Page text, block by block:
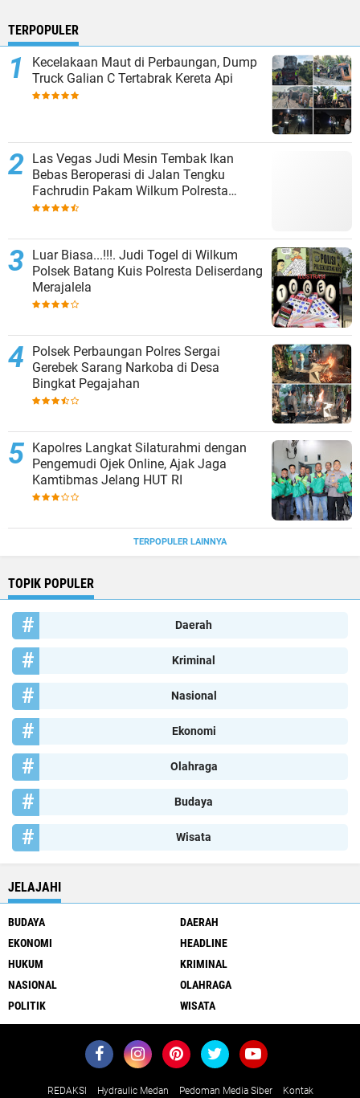
TERPOPULER
Kecelakaan Maut di Perbaungan, Dump
Truck Galian C Tertabrak Kereta Api
Las Vegas Judi Mesin Tembak Ikan
Bebas Beroperasi di Jalan Tengku
Fachrudin Pakam Wilkum Polresta
Deliserdang
Luar Biasa...!!!. Judi Togel di Wilkum
Polsek Batang Kuis Polresta Deliserdang
Merajalela
Polsek Perbaungan Polres Sergai
Gerebek Sarang Narkoba di Desa
Bingkat Pegajahan
Kapolres Langkat Silaturahmi dengan
Pengemudi Ojek Online, Ajak Jaga
Kamtibmas Jelang HUT RI
TERPOPULER LAINNYA
TOPIK POPULER
Daerah
Kriminal
Nasional
Ekonomi
Olahraga
Budaya
Wisata
JELAJAHI
BUDAYA
DAERAH
EKONOMI
HEADLINE
HUKUM
KRIMINAL
NASIONAL
OLAHRAGA
POLITIK
WISATA
REDAKSI Hydraulic Medan Pedoman Media Siber Kontak